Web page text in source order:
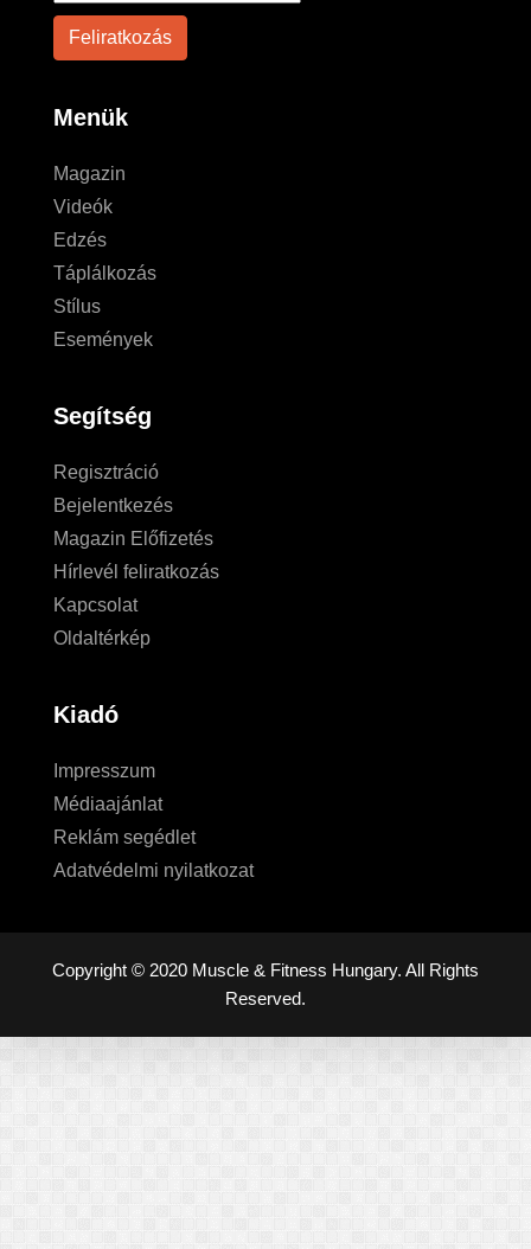
Menük
Magazin
Videók
Edzés
Táplálkozás
Stílus
Események
Segítség
Regisztráció
Bejelentkezés
Magazin Előfizetés
Hírlevél feliratkozás
Kapcsolat
Oldaltérkép
Kiadó
Impresszum
Médiaajánlat
Reklám segédlet
Adatvédelmi nyilatkozat
Copyright © 2020 Muscle & Fitness Hungary. All Rights
Reserved.